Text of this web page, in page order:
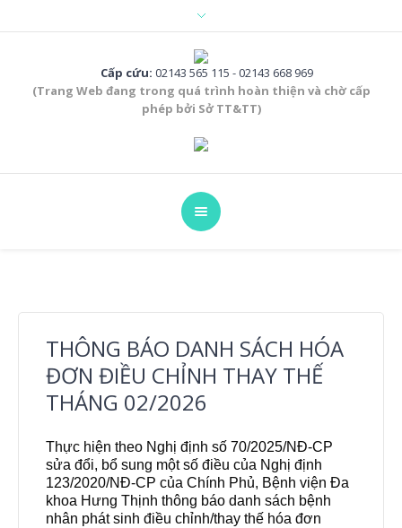
Cấp cứu: 02143 565 115 - 02143 668 969
(Trang Web đang trong quá trình hoàn thiện và chờ cấp
phép bởi Sở TT&TT)
THÔNG BÁO DANH SÁCH HÓA
ĐƠN ĐIỀU CHỈNH THAY THẾ
THÁNG 02/2026
Thực hiện theo Nghị định số 70/2025/NĐ-CP
sửa đổi, bổ sung một số điều của Nghị định
123/2020/NĐ-CP của Chính Phủ, Bệnh viện Đa
khoa Hưng Thịnh thông báo danh sách bệnh
nhân phát sinh điều chỉnh/thay thế hóa đơn